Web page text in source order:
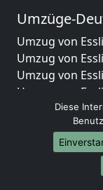
Umzüge-
Umzug von
Umzug von
Umzug von
Umzug von
Umzug von
Umzug von
Umzug von
Umzug von
Diese